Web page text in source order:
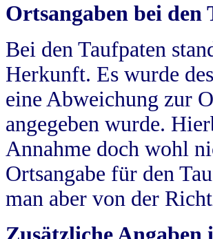
Ortsangaben bei den
Bei den Taufpaten
Herkunft. Es wurde
eine Abweichung zur
angegeben wurde.
Annahme doch wohl
Ortsangabe für den
man aber von der